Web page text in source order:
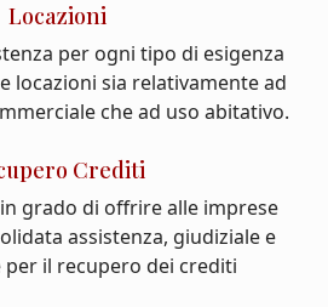
Locazioni
per ogni tipo di esigenza
locazioni sia relativamente ad
che ad uso abitativo.
Crediti
grado di offrire alle imprese
assistenza, giudiziale e
il recupero dei crediti